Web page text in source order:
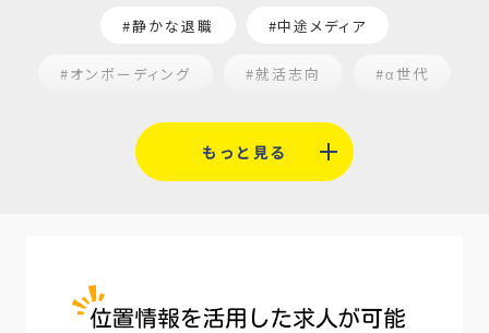
#静かな退職 #中途メディア
#オンボーディング #就活志向 #α世代
#平均採用単価
#人材定着 #AI面接
#魅力の伝え方 #求職者 #27卒
もっと見る